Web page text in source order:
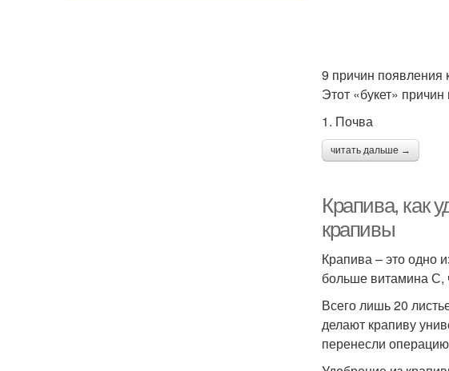
9 причин появления
Этот «букет»
1. Почва
читать дальше →
Крапива, как
крапивы
Крапива – это одно
больше витамина С,
Всего лишь 20
делают крапиву
перенесли